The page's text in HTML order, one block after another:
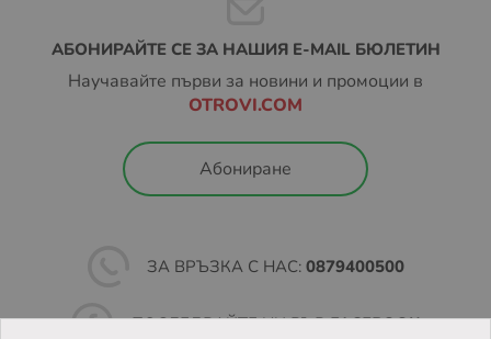
АБОНИРАЙТЕ СЕ ЗА НАШИЯ E-MAIL БЮЛЕТИН
Научавайте първи за новини и промоции в
OTROVI.COM
Абониране
ЗА ВРЪЗКА С НАС: 0879400500
ПОСЛЕДВАЙТЕ НИ ВЪВFACEBOOK